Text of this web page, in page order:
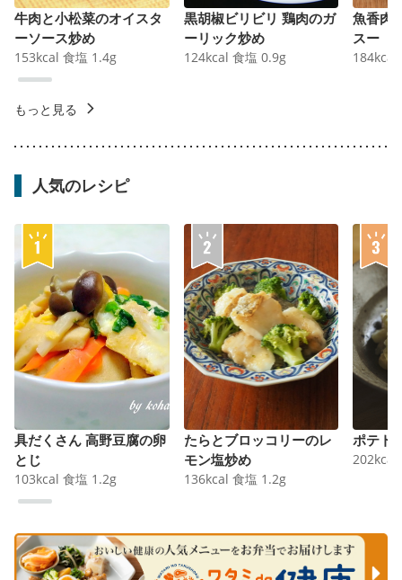
牛肉と小松菜のオイスタ
ーソース炒め
153kcal 食塩 1.4g
黒胡椒ビリビリ 鶏肉のガ
ーリック炒め
124kcal 食塩 0.9g
魚香肉
スー
184kcal
もっと見る
人気のレシピ
具だくさん 高野豆腐の卵
とじ
103kcal 食塩 1.2g
たらとブロッコリーのレ
モン塩炒め
136kcal 食塩 1.2g
ポテト
202kcal